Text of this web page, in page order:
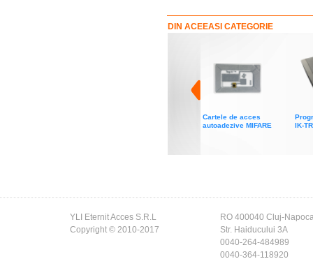
DIN ACEEASI CATEGORIE
Cartele de acces
autoadezive MIFARE
IK-TR
YLI Eternit Acces S.R.L
Copyright © 2010-2017
RO 400040 Cluj-
Str. Haiducului 3A
0040-264-484989
0040-364-118920